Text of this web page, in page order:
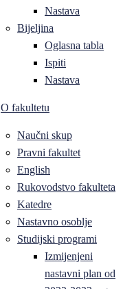
Nastava
Bijeljina
Oglasna tabla
Ispiti
Nastava
O fakultetu
Naučni skup
Pravni fakultet
English
Rukovodstvo fakulteta
Katedre
Nastavno osoblje
Studijski programi
Izmijenjeni
nastavni plan od